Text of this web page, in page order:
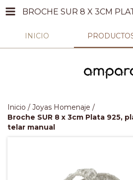
INICIO
Inicio / Joyas Homenaje /
Broche SUR 8 x 3cm Plata 925,
telar manual